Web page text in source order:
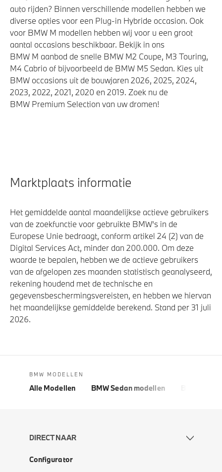
auto rijden? Binnen verschillende modellen hebben we
diverse opties voor een Plug-in Hybride occasion. Ook
voor BMW M modellen hebben wij voor u een groot
aantal occasions beschikbaar. Bekijk in ons
BMW M aanbod de snelle BMW M2 Coupe, M3 Touring,
M4 Cabrio of bijvoorbeeld de BMW M5 Sedan. Kies uit
BMW occasions uit de bouwjaren 2026, 2025, 2024,
2023, 2022, 2021, 2020 en 2019. Zoek nu de
BMW Premium Selection van uw dromen!
Marktplaats informatie
Het gemiddelde aantal maandelijkse actieve gebruikers
van de zoekfunctie voor gebruikte BMW's in de
Europese Unie bedraagt, conform artikel 24 (2) van de
Digital Services Act, minder dan 200.000. Om deze
waarde te bepalen, hebben we de actieve gebruikers
van de afgelopen zes maanden statistisch geanalyseerd,
rekening houdend met de technische en
gegevensbeschermingsvereisten, en hebben we hiervan
het maandelijkse gemiddelde berekend. Stand per 31 juli
2026.
BMW MODELLEN
Alle Modellen BMW Sedan modellen
DIRECT NAAR
Configurator